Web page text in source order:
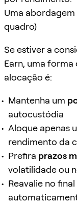
Uma abordagem
quadro)
Se estiver a
Earn, uma forma
alocação é:
Mantenha um
autocustódia
Aloque apenas
rendimento da
Prefira prazos
volatilidade ou
Reavalie no